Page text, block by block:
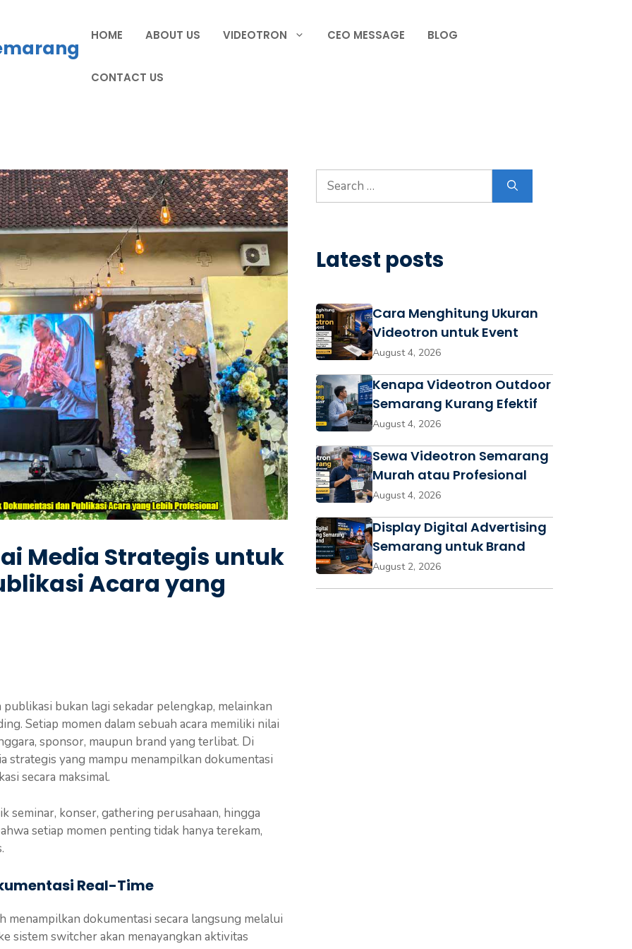
HOME ABOUT US VIDEOTRON CEO MESSAGE BLOG
CONTACT US
Media Strategis untuk
Acara yang
bukan lagi sekadar pelengkap, melainkan
Setiap momen dalam sebuah acara memiliki nilai
sponsor, maupun brand yang terlibat. Di
strategis yang mampu menampilkan dokumentasi
secara maksimal.
seminar, konser, gathering perusahaan, hingga
setiap momen penting tidak hanya terekam,
Real-Time
menampilkan dokumentasi secara langsung melalui
sistem switcher akan menayangkan aktivitas
Latest posts
Cara Menghitung Ukuran
Videotron untuk Event
August 4, 2026
Kenapa Videotron Outdoor
Semarang Kurang Efektif
August 4, 2026
Sewa Videotron Semarang
Murah atau Profesional
August 4, 2026
Display Digital Advertising
Semarang untuk Brand
August 2, 2026